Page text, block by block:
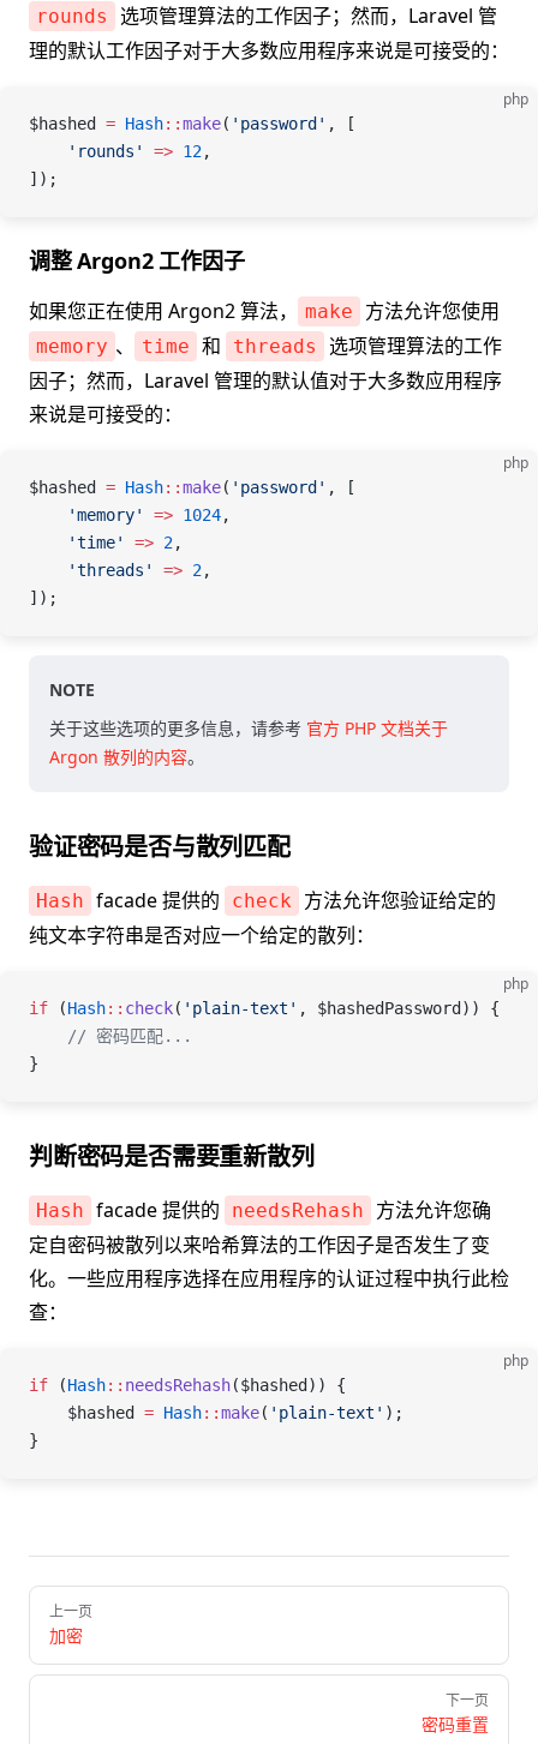
rounds
选项管理算法的工作因子；然而，Laravel 管
理的默认工作因子对于大多数应用程序来说是可接受的：
php
$hashed = Hash::make( 'password' , [
    'rounds'
=> 12,
]);
调整 Argon2 工作因子
如果您正在使用 Argon2 算法， make 方法允许您使用
memory 、 time 和 threads
选项管理算法的工作
因子；然而，Laravel 管理的默认值对于大多数应用程序
来说是可接受的：
php
$hashed = Hash::make( 'password' , [
    'memory'
=> 1024,
    'time'
=> 2,
    'threads'
=> 2,
]);
NOTE
关于这些选项的更多信息，请参考 官方 PHP 文档关于
Argon 散列的内容。
验证密码是否与散列匹配
Hash facade 提供的 check
方法允许您验证给定的
纯文本字符串是否对应一个给定的散列：
php
if (Hash:: check( 'plain-text' , $hashedPassword )) {
    // 密码匹配...
}
判断密码是否需要重新散列
Hash facade 提供的 needsRehash
方法允许您确
定自密码被散列以来哈希算法的工作因子是否发生了变
化。一些应用程序选择在应用程序的认证过程中执行此检
查：
php
if (Hash:: needsRehash($hashed )) {
    $hashed
= Hash::make( 'plain-text' );
}
Pager
上一页
加密
下一页
密码重置